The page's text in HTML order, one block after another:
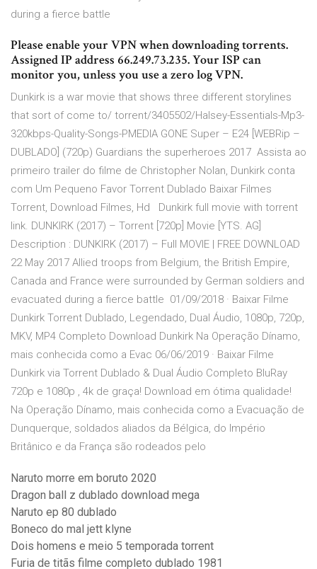
during a fierce battle
Please enable your VPN when downloading torrents.
Assigned IP address 66.249.73.235. Your ISP can
monitor you, unless you use a zero log VPN.
Dunkirk is a war movie that shows three different storylines
that sort of come to/ torrent/3405502/Halsey-Essentials-Mp3-
320kbps-Quality-Songs-PMEDIA GONE Super – E24 [WEBRip –
DUBLADO] (720p) Guardians the superheroes 2017 Assista ao
primeiro trailer do filme de Christopher Nolan, Dunkirk conta
com Um Pequeno Favor Torrent Dublado Baixar Filmes
Torrent, Download Filmes, Hd Dunkirk full movie with torrent
link. DUNKIRK (2017) – Torrent [720p] Movie [YTS. AG]
Description : DUNKIRK (2017) – Full MOVIE | FREE DOWNLOAD
22 May 2017 Allied troops from Belgium, the British Empire,
Canada and France were surrounded by German soldiers and
evacuated during a fierce battle 01/09/2018 · Baixar Filme
Dunkirk Torrent Dublado, Legendado, Dual Áudio, 1080p, 720p,
MKV, MP4 Completo Download Dunkirk Na Operação Dínamo,
mais conhecida como a Evac 06/06/2019 · Baixar Filme
Dunkirk via Torrent Dublado & Dual Áudio Completo BluRay
720p e 1080p , 4k de graça! Download em ótima qualidade!
Na Operação Dínamo, mais conhecida como a Evacuação de
Dunquerque, soldados aliados da Bélgica, do Império
Britânico e da França são rodeados pelo
Naruto morre em boruto 2020
Dragon ball z dublado download mega
Naruto ep 80 dublado
Boneco do mal jett klyne
Dois homens e meio 5 temporada torrent
Furia de titãs filme completo dublado 1981